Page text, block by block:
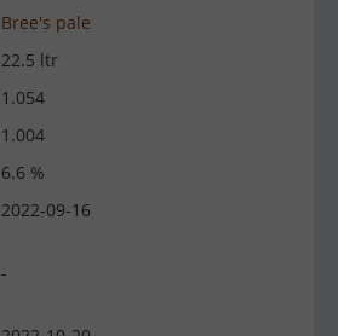
Bree's pale
22.5 ltr
1.054
1.004
6.6 %
2022-09-16
-